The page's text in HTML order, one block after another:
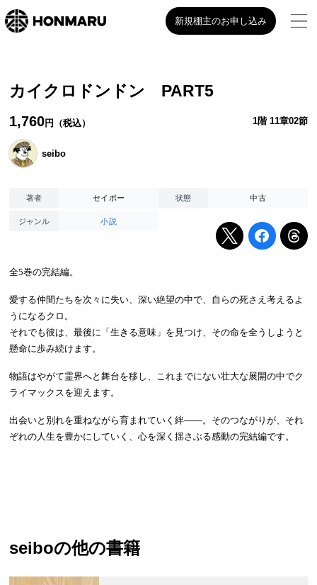
新規棚主のお申し込み
カイクロドンドン PART5
1,760円（税込） 1階 11章02節
seibo
著者 セイボー 状態 中古
ジャンル 小説
全5巻の完結編。
愛する仲間たちを次々に失い、深い絶望の中で、自らの死さえ考えるよ
うになるクロ。
それでも彼は、最後に「生きる意味」を見つけ、その命を全うしようと
懸命に歩み続けます。
物語はやがて霊界へと舞台を移し、これまでにない壮大な展開の中でク
ライマックスを迎えます。
出会いと別れを重ねながら育まれていく絆――。そのつながりが、それ
ぞれの人生を豊かにしていく、心を深く揺さぶる感動の完結編です。
seiboの他の書籍